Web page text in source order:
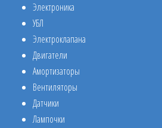
Электроника
УБЛ
Электроклапана
Двигатели
Амортизаторы
Вентиляторы
Датчики
Лампочки